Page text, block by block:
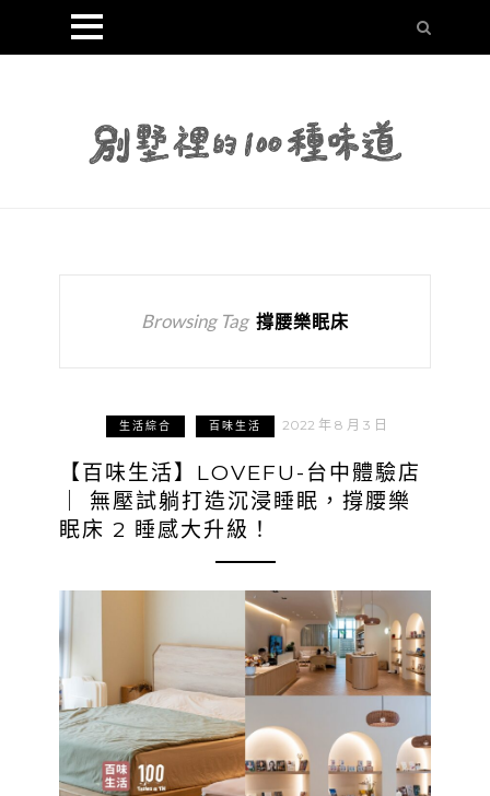
Browsing Tag 撐腰樂眠床
生活綜合 百味生活 2022 年 8 月 3 日
【百味生活】LOVEFU-台中體驗店
｜ 無壓試躺打造沉浸睡眠，撐腰樂
眠床 2 睡感大升級！